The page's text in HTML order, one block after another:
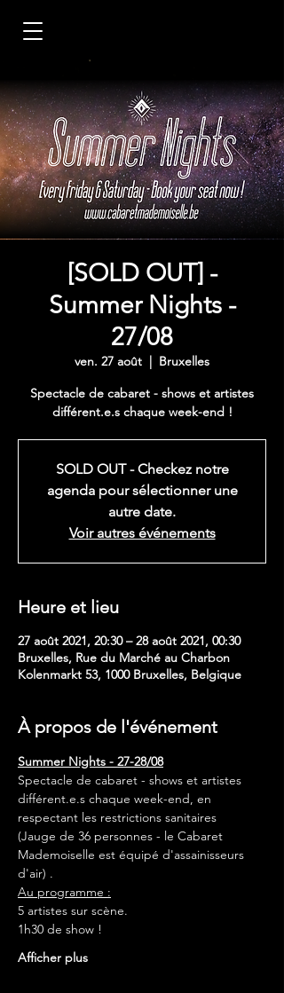
[SOLD OUT] -
Summer Nights -
27/08
ven. 27 août
  |
Bruxelles
Spectacle de cabaret - shows et artistes
différent.e.s chaque week-end !
SOLD OUT - Checkez notre
agenda pour sélectionner une
autre date.
Voir autres événements
Heure et lieu
27 août 2021, 20:30 – 28 août 2021, 00:30
Bruxelles, Rue du Marché au Charbon
Kolenmarkt 53, 1000 Bruxelles, Belgique
À propos de l'événement
Summer Nights - 27-28/08
Spectacle de cabaret - shows et artistes
différent.e.s chaque week-end, en
respectant les restrictions sanitaires
(Jauge de 36 personnes - le Cabaret
Mademoiselle est équipé d'assainisseurs
d'air) .
Au programme :
5 artistes sur scène.
1h30 de show !
Afficher plus